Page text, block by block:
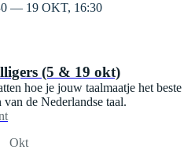
— 19 OKT, 16:30
(5 & 19 okt)
hoe je jouw taalmaatje het beste
de Nederlandse taal.
Okt